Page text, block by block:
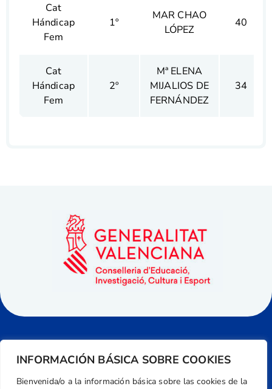
INFORMACIÓN BÁSICA SOBRE COOKIES
Bienvenida/o a la información básica sobre las cookies de la
Cat
Hándicap
Fem
1º
MAR CHAO
LÓPEZ
40
Cat
Hándicap
Fem
2º
Mª ELENA
MIJALIOS DE
FERNÁNDEZ
34